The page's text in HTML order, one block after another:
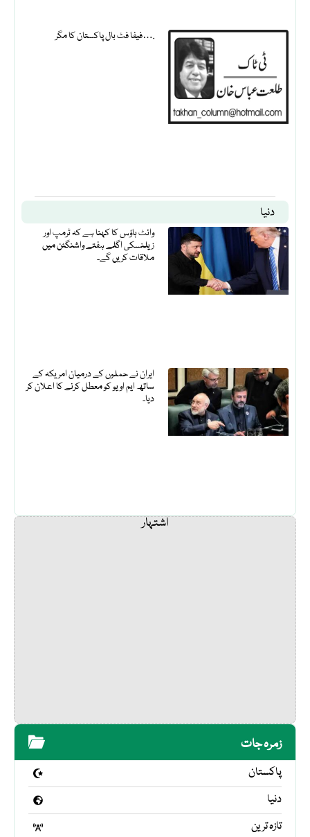
فیفا فٹ بال پاکستان کا مگر….
دنیا
وائٹ ہاؤس کا کہنا ہے کہ ٹرمپ اور
زیلنسکی اگلے ہفتے واشنگٹن میں
ملاقات کریں گے۔
ایران نے حملوں کے درمیان امریکہ کے
ساتھ ایم او یو کو معطل کرنے کا اعلان کر
دیا۔
اشتہار
زمرہ جات
پاکستان
دنیا
تازہ ترین